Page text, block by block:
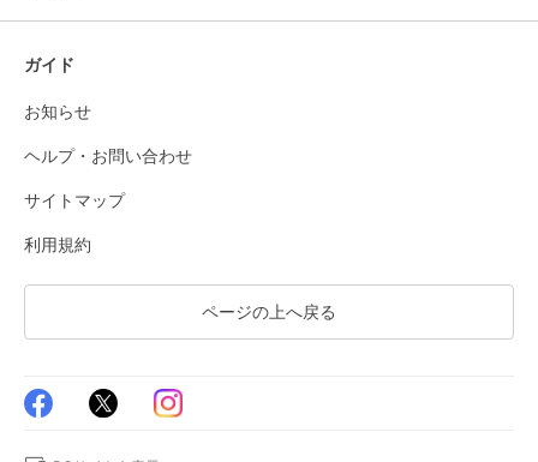
ガイド
お知らせ
ヘルプ・お問い合わせ
サイトマップ
利用規約
ページの上へ戻る